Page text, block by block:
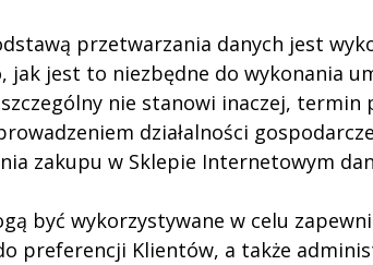
przetwarzania danych jest
jak jest to niezbędne do wykonania
nie stanowi inaczej,
działalności
zakupu w Sklepie Internetowym
być wykorzystywane w celu
preferencji Klientów, a także